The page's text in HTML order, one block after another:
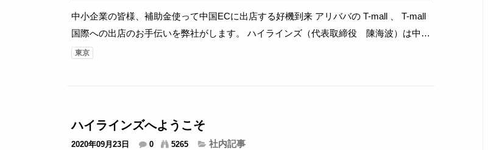
中小企業の皆様、補助金使って中国ECに出店する好機到来 アリババの T-mall 、 T-mall
国際への出店のお手伝いを弊社がします。 ハイラインズ（代表取締役 陳海波）は中小
企業の方が経産省の補助金を活用して、中国アリババが運営する天猫（ T-mall ）や天猫
東京
ハイラインズへようこそ
2020年09月23日 0 5265 社内記事